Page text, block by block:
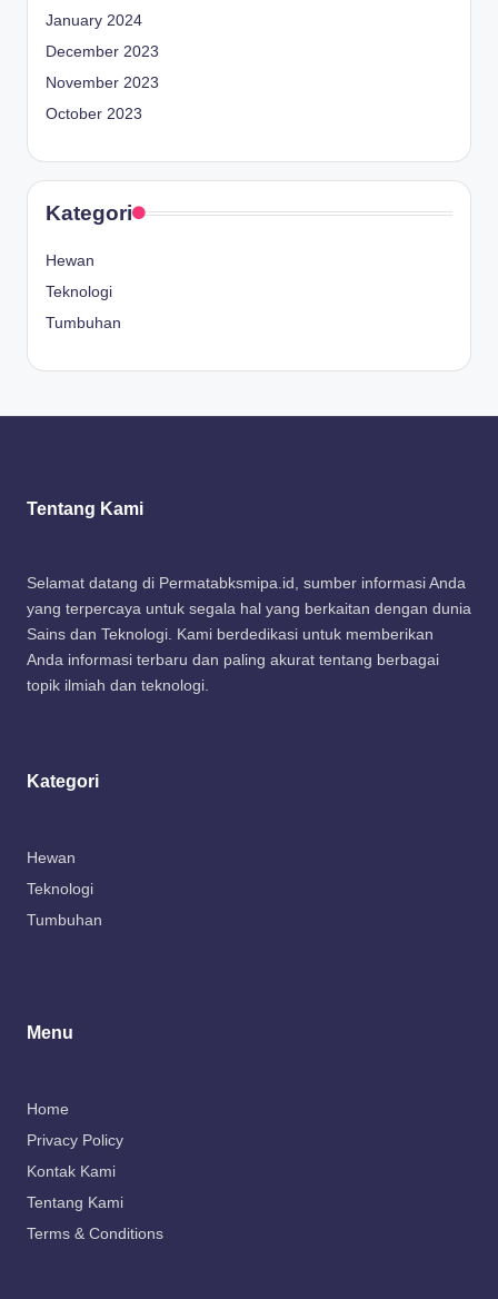
January 2024
December 2023
November 2023
October 2023
Kategori
Hewan
Teknologi
Tumbuhan
Tentang Kami
Selamat datang di Permatabksmipa.id, sumber informasi Anda
yang terpercaya untuk segala hal yang berkaitan dengan dunia
Sains dan Teknologi. Kami berdedikasi untuk memberikan
Anda informasi terbaru dan paling akurat tentang berbagai
topik ilmiah dan teknologi.
Kategori
Hewan
Teknologi
Tumbuhan
Menu
Home
Privacy Policy
Kontak Kami
Tentang Kami
Terms & Conditions